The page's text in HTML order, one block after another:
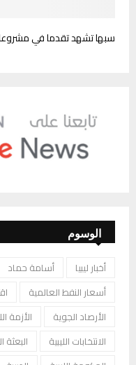
سبها تشهد تقدما في
الوسوم
أخبار ليبيا أسامة حماد
أسعار النفط العالمية
الأرصاد الجوية
الأزمة
الانتخابات الليبية
البعثة